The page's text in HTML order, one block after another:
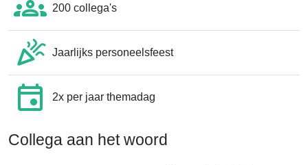
200 collega's
Jaarlijks personeelsfeest
2x per jaar themadag
Collega aan het woord